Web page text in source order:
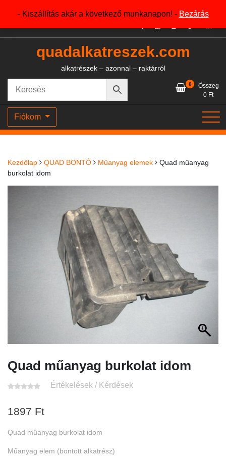
- Kiszállítás akár a következő munkanapon! - Bezárás
+36204327386
quadalkatreszek.com
alkatrészek – azonnal – raktárról
0
Összeg
0 Ft
Fiókom
Kezdőlap QUAD BONTÓ Műanyag elemek
Quad műanyag
burkolat idom
Quad műanyag burkolat idom
Értékelések / Kérdések
1897 Ft
Quad műanyag burkolat idom
Műanyag elem (bontott alkatrész)